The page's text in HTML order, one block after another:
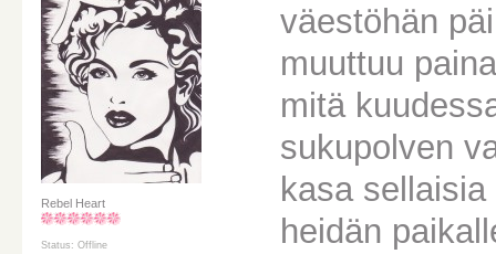
Rebel Heart
Status: Offline
väestöhän
muuttuu
mitä
sukupolven
kasa
heidän